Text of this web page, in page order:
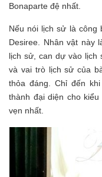
Bonaparte đệ nhất.
Nếu nói lịch sử là công
Desiree. Nhân vật này
lịch sử, can dự vào
và vai trò lịch sử của
thỏa đáng. Chỉ đến
thành đại diện cho
vẹn nhất.